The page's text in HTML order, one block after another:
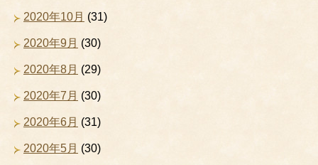
2020年10月 (31)
2020年9月 (30)
2020年8月 (29)
2020年7月 (30)
2020年6月 (31)
2020年5月 (30)